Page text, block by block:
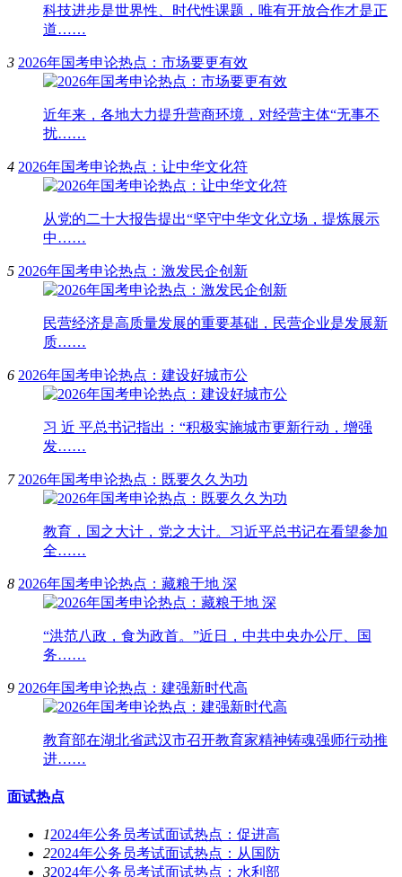
科技进步是世界性、时代性课题，唯有开放合作才是正
道……
3 2026年国考申论热点：市场要更有效
近年来，各地大力提升营商环境，对经营主体“无事不
扰……
4 2026年国考申论热点：让中华文化符
从党的二十大报告提出“坚守中华文化立场，提炼展示
中……
5 2026年国考申论热点：激发民企创新
民营经济是高质量发展的重要基础，民营企业是发展新
质……
6 2026年国考申论热点：建设好城市公
习 近 平总书记指出：“积极实施城市更新行动，增强
发……
7 2026年国考申论热点：既要久久为功
教育，国之大计，党之大计。习近平总书记在看望参加
全……
8 2026年国考申论热点：藏粮于地 深
“洪范八政，食为政首。”近日，中共中央办公厅、国
务……
9 2026年国考申论热点：建强新时代高
教育部在湖北省武汉市召开教育家精神铸魂强师行动推
进……
面试热点
12024年公务员考试面试热点：促进高
22024年公务员考试面试热点：从国防
32024年公务员考试面试热点：水利部